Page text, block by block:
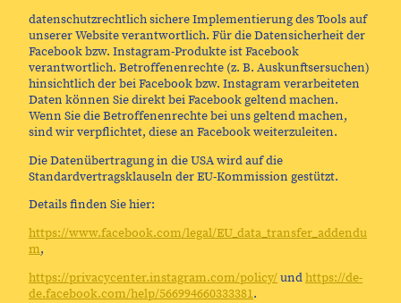
datenschutzrechtlich sichere Implementierung des Tools auf
unserer Website verantwortlich. Für die Datensicherheit der
Facebook bzw. Instagram-Produkte ist Facebook
verantwortlich. Betroffenenrechte (z. B. Auskunftsersuchen)
hinsichtlich der bei Facebook bzw. Instagram verarbeiteten
Daten können Sie direkt bei Facebook geltend machen.
Wenn Sie die Betroffenenrechte bei uns geltend machen,
sind wir verpflichtet, diese an Facebook weiterzuleiten.
Die Datenübertragung in die USA wird auf die
Standardvertragsklauseln der EU-Kommission gestützt.
Details finden Sie hier:
https://www.facebook.com/legal/EU_data_transfer_addendu
m,
https://privacycenter.instagram.com/policy/undhttps://de-
de.facebook.com/help/566994660333381.